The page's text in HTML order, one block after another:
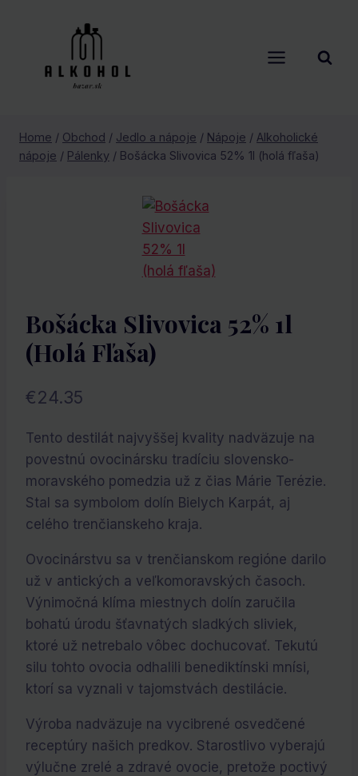
Home / Obchod / Jedlo a nápoje / Nápoje / Alkoholické
nápoje / Pálenky / Bošácka Slivovica 52% 1l (holá fľaša)
Bošácka Slivovica 52% 1l
(holá Fľaša)
€24.35
Tento destilát najvyššej kvality nadväzuje na
povestnú ovocinársku tradíciu slovensko-
moravského pomedzia už z čias Márie Terézie.
Stal sa symbolom dolín Bielych Karpát, aj
celého trenčianskeho kraja.
Ovocinárstvu sa v trenčianskom regióne darilo
už v antických a veľkomoravských časoch.
Výnimočná klíma miestnych dolín zaručila
bohatú úrodu šťavnatých sladkých sliviek,
ktoré už netrebalo vôbec dochucovať. Tekutú
silu tohto ovocia odhalili benediktínski mnísi,
ktorí sa vyznali v tajomstvách destilácie.
Výroba nadväzuje na vycibrené osvedčené
receptúry našich predkov. Starostlivo vyberajú
výlučne zrelé a zdravé ovocie, pretože poctivý